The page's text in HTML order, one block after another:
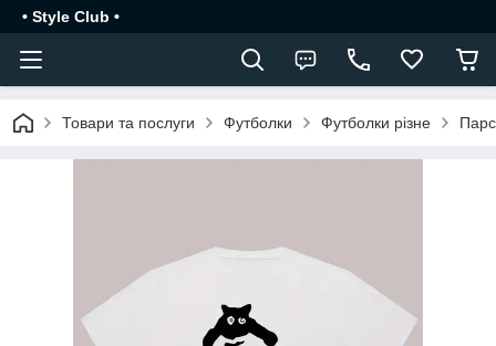
• Style Club •
Товари та послуги Футболки Футболки різне